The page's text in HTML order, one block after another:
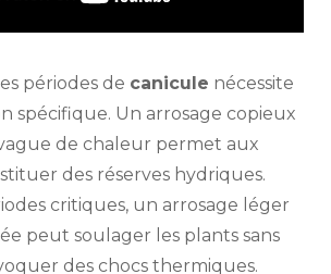
périodes de canicule nécessite
spécifique. Un arrosage copieux
vague de chaleur permet aux
des réserves hydriques.
critiques, un arrosage léger
peut soulager les plants sans
des chocs thermiques.